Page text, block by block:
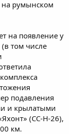
румынском
на появление у
том числе
подавления
и крылатыми
(СС-Н-26),
км.